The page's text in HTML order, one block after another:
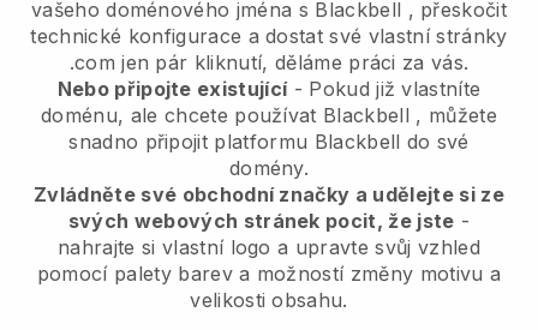
vašeho doménového jména s Blackbell , přeskočit
technické konfigurace a dostat své vlastní stránky
.com jen pár kliknutí, děláme práci za vás.
Nebo připojte existující- Pokud již vlastníte
doménu, ale chcete používat Blackbell , můžete
snadno připojit platformu Blackbell do své
domény.
Zvládněte své obchodní značky a udělejte si ze
svých webových stránek pocit, že jste -
nahrajte si vlastní logo a upravte svůj vzhled
pomocí palety barev a možností změny motivu a
velikosti obsahu.